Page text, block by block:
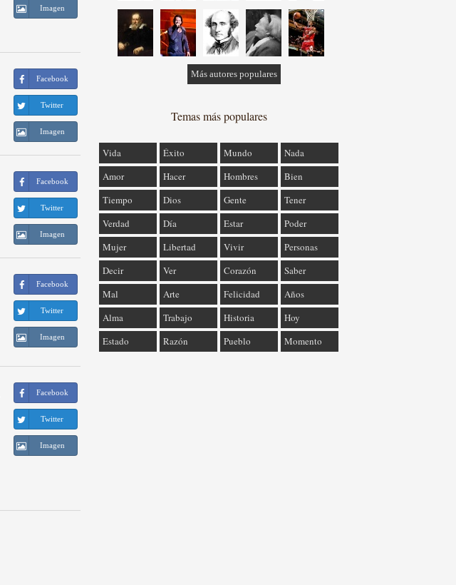
Imagen
Facebook
Twitter
Imagen
Facebook
Twitter
Imagen
Facebook
Twitter
Imagen
Facebook
Twitter
Imagen
Más autores populares
Temas más populares
Vida Éxito Mundo
Nada
Amor
Hacer Hombres
Bien
Tiempo
Dios Gente
Tener
Verdad
Día Estar
Poder
Mujer
Libertad Vivir
Personas
Decir
Ver Corazón
Saber
Mal
Arte Felicidad
Años
Alma
Trabajo Historia
Hoy
Estado
Razón Pueblo Momento